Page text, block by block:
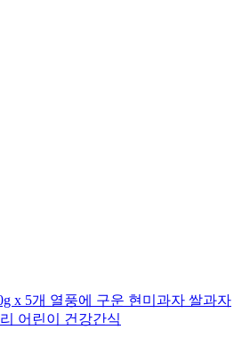
x 5개 열풍에 구운 현미과자 쌀과자
어린이 건강간식